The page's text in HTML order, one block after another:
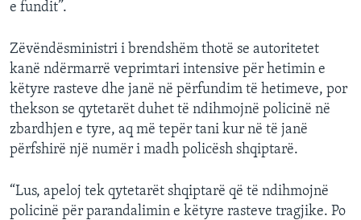
e fundit”.
Zëvëndësministri i brendshëm thotë se autoritetet
kanë ndërmarrë veprimtari intensive për hetimin e
këtyre rasteve dhe janë në përfundim të hetimeve, por
thekson se qytetarët duhet të ndihmojnë policinë në
zbardhjen e tyre, aq më tepër tani kur në të janë
përfshirë një numër i madh policësh shqiptarë.
“Lus, apeloj tek qytetarët shqiptarë që të ndihmojnë
policinë për parandalimin e këtyre rasteve tragjike. Po